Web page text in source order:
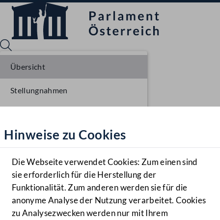
Hilfe
Benutzer
Navigationsmenü öffnen
MENÜ
Hinweise zu Cookies
Die Webseite verwendet Cookies: Zum einen sind
sie erforderlich für die Herstellung der
Funktionalität. Zum anderen werden sie für die
anonyme Analyse der Nutzung verarbeitet. Cookies
zu Analysezwecken werden nur mit Ihrem
Übersicht
Stellungnahmen
Einlangen NR